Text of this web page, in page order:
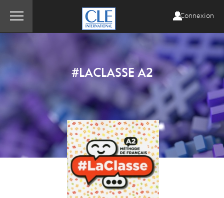
Connexion
#LACLASSE A2